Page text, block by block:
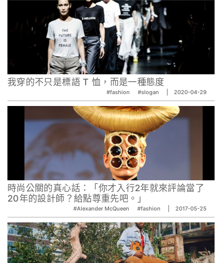
我穿的不只是標語 T 恤，而是一種態度
#fashion #slogan 2020-04-29
時尚公關的真心話：「你才入行2年就來評論當了
20年的設計師？給點尊重先吧。」
#Alexander McQueen #fashion 2017-05-25